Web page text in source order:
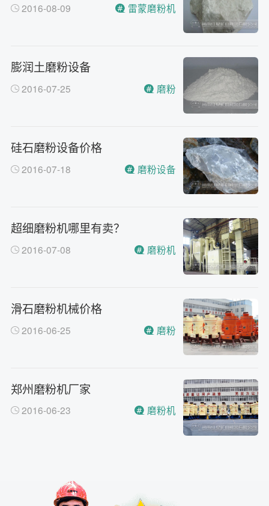
2016-08-09 雷蒙磨粉机
膨润土磨粉设备
2016-07-25 磨粉
硅石磨粉设备价格
2016-07-18 磨粉设备
超细磨粉机哪里有卖？
2016-07-08 磨粉机
滑石磨粉机械价格
2016-06-25 磨粉
郑州磨粉机厂家
2016-06-23 磨粉机